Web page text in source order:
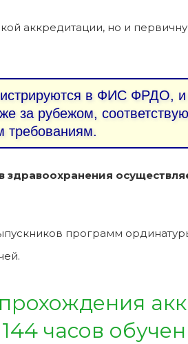
аккредитации, но и
в ФИС ФРДО, и
за рубежом,
требованиям.
программ
часов